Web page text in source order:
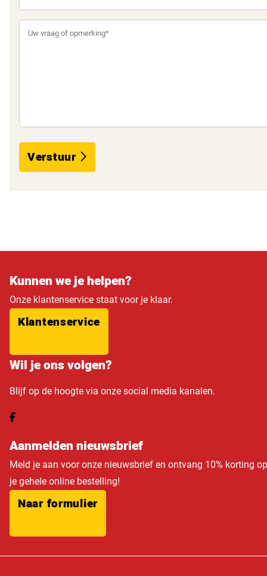
Verstuur
Kunnen we je helpen?
Onze klantenservice staat voor je klaar.
Klantenservice
Wil je ons volgen?
Blijf op de hoogte via onze social media kanalen.
Aanmelden nieuwsbrief
Meld je aan voor onze nieuwsbrief en ontvang 10% korting op
je gehele online bestelling!
Naar formulier